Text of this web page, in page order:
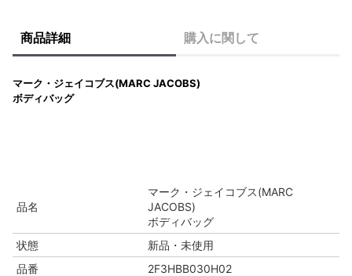
商品詳細 購入に関して
マーク・ジェイコブス(MARC JACOBS)
ボディバッグ
品名
マーク・ジェイコブス(MARC
JACOBS)
ボディバッグ
状態
新品・未使用
品番
2F3HBB030H02